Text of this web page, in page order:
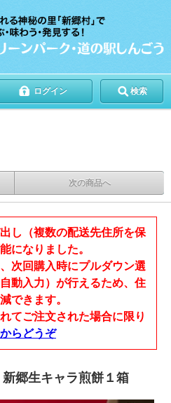
ログイン 検索
次の商品へ
し（複数の配送先住所を保
になりました。
次回購入時にプルダウン選
動入力）が行えるため、住
できます。
てご注文された場合に限り
らどうぞ
新郷生キャラ煎餅１箱